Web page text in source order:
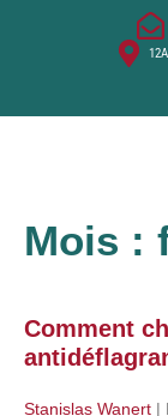
Mois :
Comment
Stanislas Wanert |